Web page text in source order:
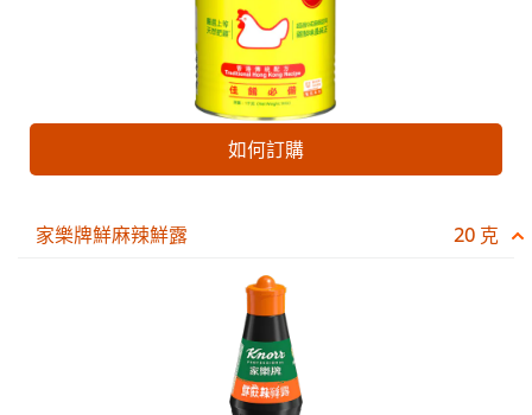
如何訂購
家樂牌鮮麻辣鮮露 20 克